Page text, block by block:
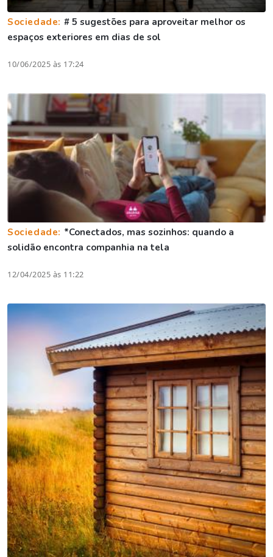
Sociedade: # 5 sugestões para aproveitar melhor os
espaços exteriores em dias de sol
10/06/2025 às 17:24
Sociedade: *Conectados, mas sozinhos: quando a
solidão encontra companhia na tela
12/04/2025 às 11:22